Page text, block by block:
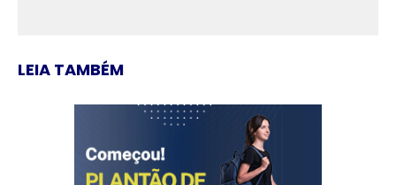
LEIA TAMBÉM